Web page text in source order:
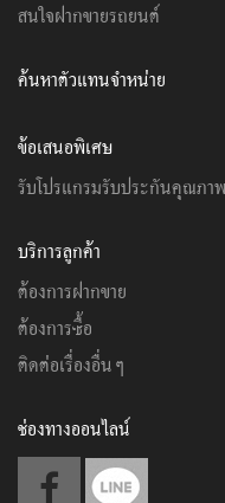
สินค้าและบริการ
บริการทางการเงิน
บริการประกันภัย
Mercedes-Benz Certified รั
ตรวจสภาพรถยนต์โดย SCHIC
ค้นหาตัวแทนจำหน่าย
ข้อเสนอพิเศษ
รับโปรแกรมรับประกันคุณภาพ
บริการลูกค้า
ต้องการฝากขาย